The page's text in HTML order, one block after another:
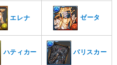
エレナ ゼータ
ハティカー パリスカー